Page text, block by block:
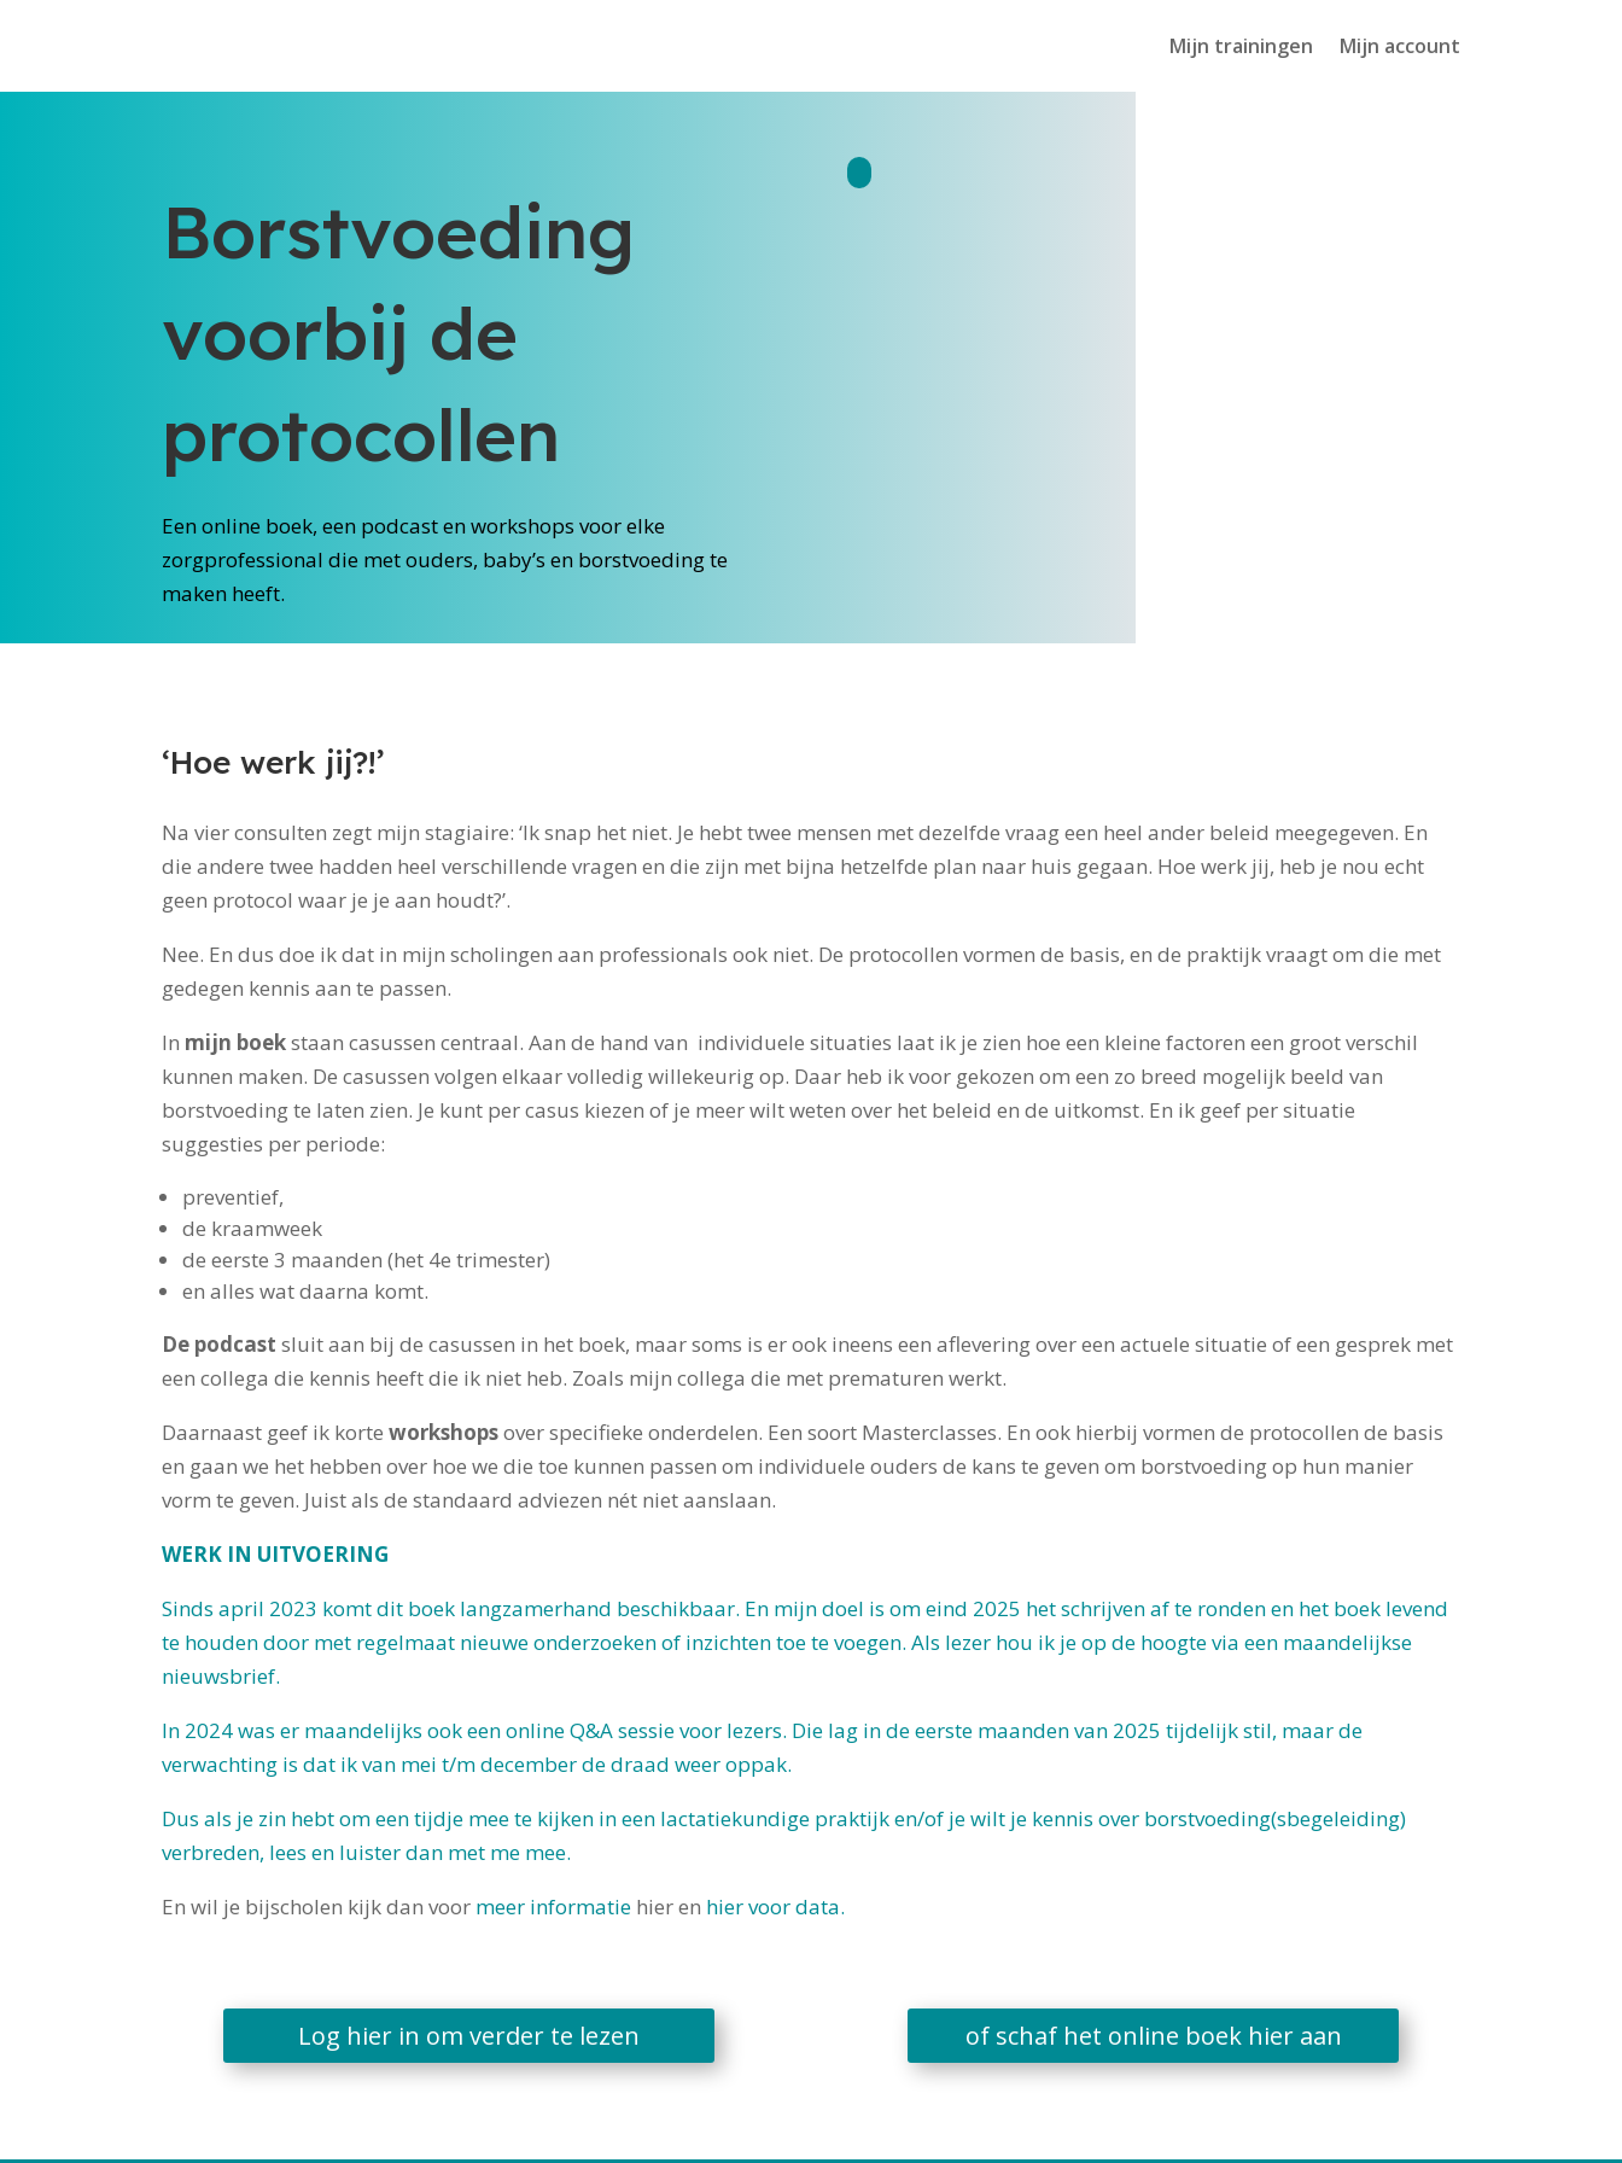
Mijn trainingen Mijn account
Borstvoeding
voorbij de
protocollen
Een online boek, een podcast en workshops voor elke
zorgprofessional die met ouders, baby’s en borstvoeding te
maken heeft.
‘Hoe werk jij?!’
Na vier consulten zegt mijn stagiaire: ‘Ik snap het niet. Je hebt twee mensen met dezelfde vraag een heel ander beleid meegegeven. En
die andere twee hadden heel verschillende vragen en die zijn met bijna hetzelfde plan naar huis gegaan. Hoe werk jij, heb je nou echt
geen protocol waar je je aan houdt?’.
Nee. En dus doe ik dat in mijn scholingen aan professionals ook niet. De protocollen vormen de basis, en de praktijk vraagt om die met
gedegen kennis aan te passen.
In mijn boekstaan casussen centraal. Aan de hand van individuele situaties laat ik je zien hoe een kleine factoren een groot verschil
kunnen maken. De casussen volgen elkaar volledig willekeurig op. Daar heb ik voor gekozen om een zo breed mogelijk beeld van
borstvoeding te laten zien. Je kunt per casus kiezen of je meer wilt weten over het beleid en de uitkomst. En ik geef per situatie
suggesties per periode:
preventief,
de kraamweek
de eerste 3 maanden (het 4e trimester)
en alles wat daarna komt.
De podcast sluit aan bij de casussen in het boek, maar soms is er ook ineens een aflevering over een actuele situatie of een gesprek met
een collega die kennis heeft die ik niet heb. Zoals mijn collega die met prematuren werkt.
Daarnaast geef ik korteworkshopsover specifieke onderdelen. Een soort Masterclasses. En ook hierbij vormen de protocollen de basis
en gaan we het hebben over hoe we die toe kunnen passen om individuele ouders de kans te geven om borstvoeding op hun manier
vorm te geven. Juist als de standaard adviezen nét niet aanslaan.
WERK IN UITVOERING
Sinds april 2023 komt dit boek langzamerhand beschikbaar. En mijn doel is om eind 2025 het schrijven af te ronden en het boek levend
te houden door met regelmaat nieuwe onderzoeken of inzichten toe te voegen. Als lezer hou ik je op de hoogte via een maandelijkse
nieuwsbrief.
In 2024 was er maandelijks ook een online Q&A sessie voor lezers. Die lag in de eerste maanden van 2025 tijdelijk stil, maar de
verwachting is dat ik van mei t/m december de draad weer oppak.
Dus als je zin hebt om een tijdje mee te kijken in een lactatiekundige praktijk en/of je wilt je kennis over borstvoeding(sbegeleiding)
verbreden, lees en luister dan met me mee.
En wil je bijscholen kijk dan voor meer informatie hier en hier voor data.
Log hier in om verder te lezen of schaf het online boek hier aan